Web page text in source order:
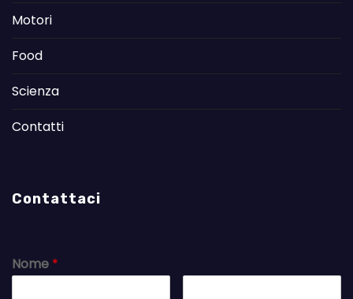
Motori
Food
Scienza
Contatti
Contattaci
Nome *